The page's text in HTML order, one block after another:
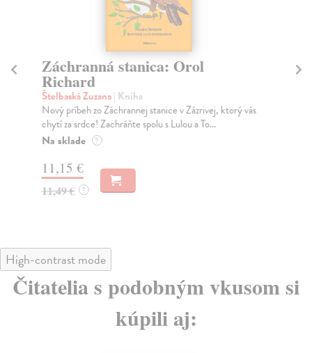
Záchranná stanica: Orol
Richard
Štelbaská Zuzana| Kniha
Nový príbeh zo Záchrannej stanice v Zázrivej, ktorý vás
chytí za srdce! Zachráňte spolu s Lulou a To...
Na sklade ?
11,15 €
11,49 € ?
High-contrast mode
Čitatelia s podobným vkusom si
kúpili aj: